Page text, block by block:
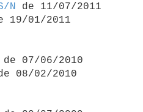
N
de 11/07/2011
19/01/2011
de 07/06/2010
08/02/2010